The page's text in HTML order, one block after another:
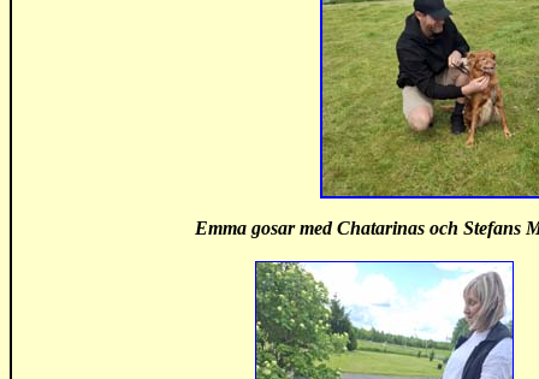
Emma gosar med Chatarinas och Stefans